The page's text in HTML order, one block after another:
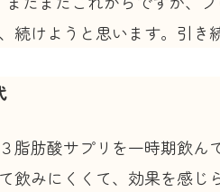
続けようと思います。引き
脂肪酸サプリを一時期飲
飲みにくくて、効果を感じ